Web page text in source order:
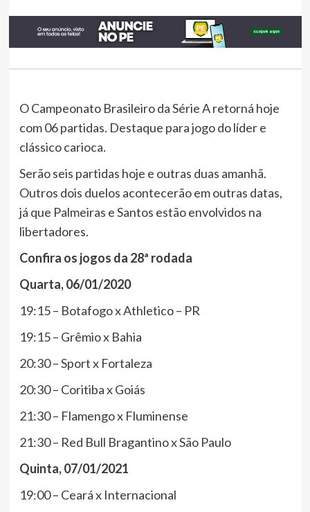
O Campeonato Brasileiro da Série A retorná hoje
com 06 partidas. Destaque para jogo do líder e
clássico carioca.
Serão seis partidas hoje e outras duas amanhã.
Outros dois duelos acontecerão em outras datas,
já que Palmeiras e Santos estão envolvidos na
libertadores.
Confira os jogos da 28ª rodada
Quarta, 06/01/2020
19:15 – Botafogo x Athletico – PR
19:15 – Grêmio x Bahia
20:30 – Sport x Fortaleza
20:30 – Coritiba x Goiás
21:30 – Flamengo x Fluminense
21:30 – Red Bull Bragantino x São Paulo
Quinta, 07/01/2021
19:00 – Ceará x Internacional